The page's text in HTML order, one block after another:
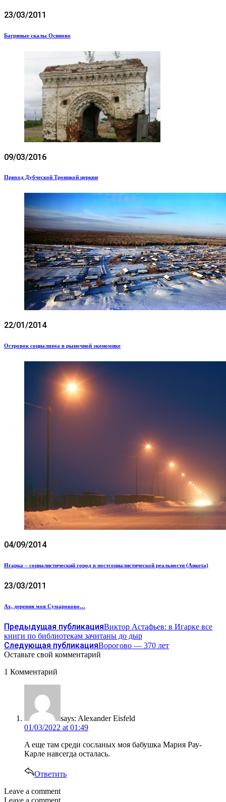
23/03/2011
Багряные скалы Осиново
09/03/2016
Приход Дубческой Троицкой церкви
22/01/2014
Островок социализма в рыночной экономике
04/09/2014
Игарка – социалистический город в постсоциалистической реальности (Анкета)
23/03/2011
Ах, деревня моя Сумароково…
Предыдущая публикацияВиктор Астафьев: в Игарке все
книги по библиотекам зачитаны до дыр
Следующая публикацияВорогово — 370 лет
Оставьте свой комментарий
1 Комментарий
says: Alexander Eisfeld
01/03/2022 at 01:49
A еще там среди сосланых моя бабушка Мария Рау-
Карле навсегда осталась.
Ответить
Leave a comment